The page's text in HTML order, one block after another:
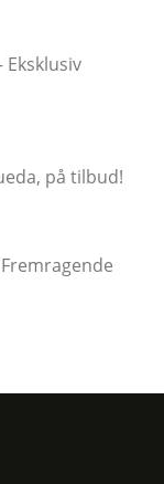
Eksklusiv
på tilbud!